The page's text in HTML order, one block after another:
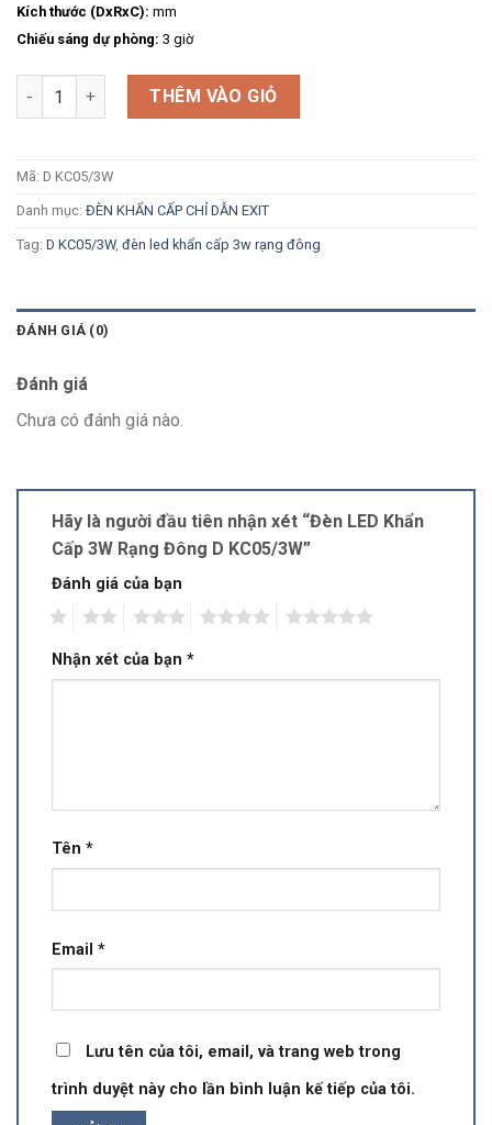
Kích thước (DxRxC): mm
Chiếu sáng dự phòng: 3 giờ
Số lượng THÊM VÀO GIỎ
Mã: D KC05/3W
Danh mục: ĐÈN KHẨN CẤP CHỈ DẪN EXIT
Tag: D KC05/3W, đèn led khẩn cấp 3w rạng đông
ĐÁNH GIÁ (0)
Đánh giá
Chưa có đánh giá nào.
Hãy là người đầu tiên nhận xét “Đèn LED Khẩn
Cấp 3W Rạng Đông D KC05/3W”
Đánh giá của bạn
Nhận xét của bạn *
Tên *
Email *
Lưu tên của tôi, email, và trang web trong
trình duyệt này cho lần bình luận kế tiếp của tôi.